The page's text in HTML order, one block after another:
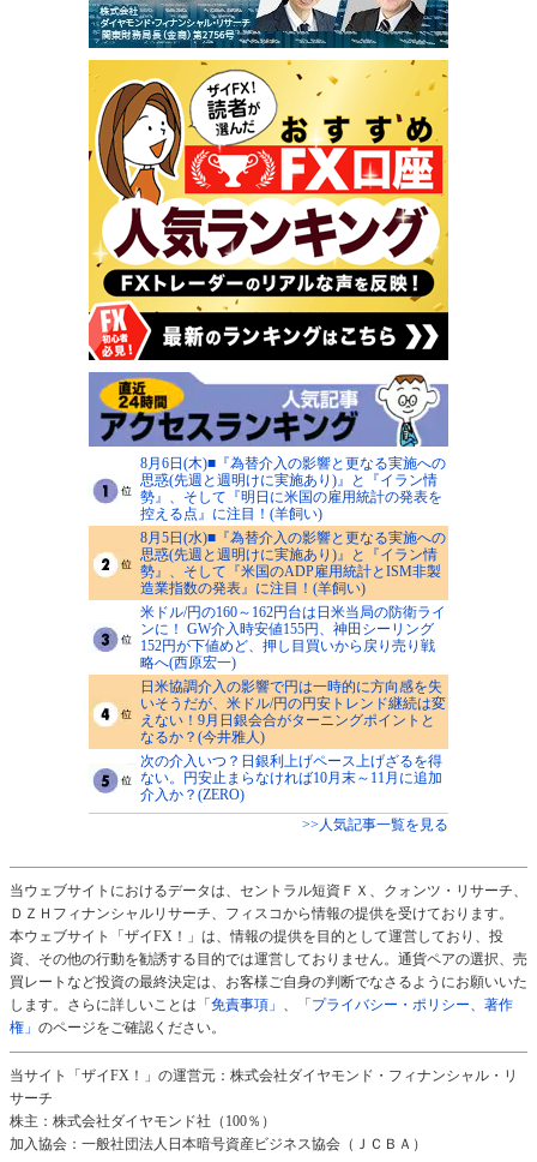
8月6日(木)■『為替介入の影響と更なる実施への
思惑(先週と週明けに実施あり)』と『イラン情
勢』、そして『明日に米国の雇用統計の発表を
控える点』に注目！(羊飼い)
8月5日(水)■『為替介入の影響と更なる実施への
思惑(先週と週明けに実施あり)』と『イラン情
勢』、そして『米国のADP雇用統計とISM非製
造業指数の発表』に注目！(羊飼い)
米ドル/円の160～162円台は日米当局の防衛ライ
ンに！ GW介入時安値155円、神田シーリング
152円が下値めど、押し目買いから戻り売り戦
略へ(西原宏一)
日米協調介入の影響で円は一時的に方向感を失
いそうだが、米ドル/円の円安トレンド継続は変
えない！9月日銀会合がターニングポイントと
なるか？(今井雅人)
次の介入いつ？日銀利上げペース上げざるを得
ない。円安止まらなければ10月末～11月に追加
介入か？(ZERO)
>>人気記事一覧を見る
当ウェブサイトにおけるデータは、セントラル短資ＦＸ、クォンツ・リサーチ、
ＤＺＨフィナンシャルリサーチ、フィスコから情報の提供を受けております。
本ウェブサイト「ザイFX！」は、情報の提供を目的として運営しており、投
資、その他の行動を勧誘する目的では運営しておりません。通貨ペアの選択、売
買レートなど投資の最終決定は、お客様ご自身の判断でなさるようにお願いいた
します。さらに詳しいことは 「免責事項」 、
「プライバシー・ポリシー、著作
権」 のページをご確認ください。
当サイト「ザイFX！」の運営元：株式会社ダイヤモンド・フィナンシャル・リ
サーチ
株主：株式会社ダイヤモンド社（100％）
加入協会：一般社団法人日本暗号資産ビジネス協会（ＪＣＢＡ）